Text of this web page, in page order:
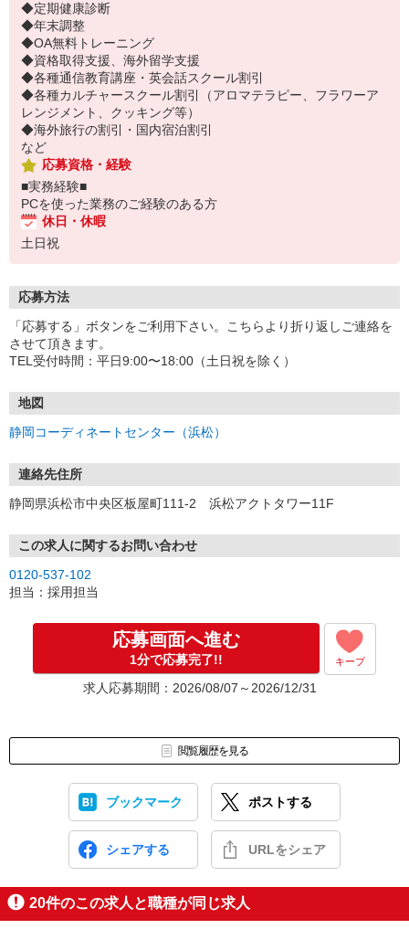
◆定期健康診断
◆年末調整
◆OA無料トレーニング
◆資格取得支援、海外留学支援
◆各種通信教育講座・英会話スクール割引
◆各種カルチャースクール割引（アロマテラピー、フラワーア
レンジメント、クッキング等）
◆海外旅行の割引・国内宿泊割引
など
応募資格・経験
■実務経験■
PCを使った業務のご経験のある方
休日・休暇
土日祝
応募方法
「応募する」ボタンをご利用下さい。こちらより折り返しご連絡を
させて頂きます。
TEL受付時間：平日9:00〜18:00（土日祝を除く）
地図
静岡コーディネートセンター（浜松）
連絡先住所
静岡県浜松市中央区板屋町111-2 浜松アクトタワー11F
この求人に関するお問い合わせ
0120-537-102
担当：採用担当
応募画面へ進む
1分で応募完了!! キープ
求人応募期間：2026/08/07～2026/12/31
閲覧履歴を見る
ブックマーク ポストする
シェアする URLをシェア
20件のこの求人と職種が同じ求人